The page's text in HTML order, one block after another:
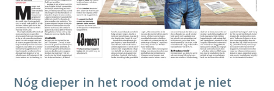
Nóg dieper in het rood omdat je niet